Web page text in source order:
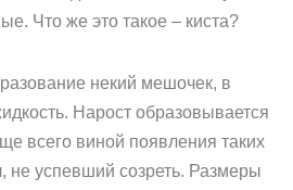
Что же это такое – киста?
некий мешочек, в
Нарост образовывается
всего виной появления таких
не успевший созреть. Размеры